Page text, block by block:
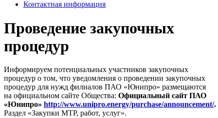
Контактная информация
Проведение закупочных
процедур
Информируем потенциальных участников закупочных
процедур о том, что уведомления о проведении закупочных
процедур для нужд филиалов ПАО «Юнипро» размещаются
на официальном сайте Общества: Официальный сайт ПАО
«Юнипро» http://www.unipro.energy/purchase/announcement/.
Раздел «Закупки МТР, работ, услуг».